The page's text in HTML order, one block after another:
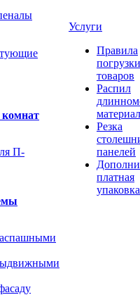
П-
Услуги
Правила
погрузки
товаров
Распил
Резка
панелей
платная
упаковка